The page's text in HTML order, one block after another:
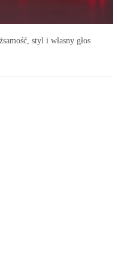
styl i własny głos